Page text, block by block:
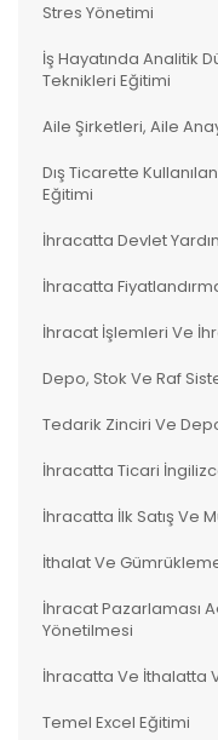
Stres Yönetimi
İş Hayatında Analitik
Teknikleri Eğitimi
Aile Şirketleri, Aile
Dış Ticarette
Eğitimi
İhracatta Devlet
İhracatta
İhracat İşlemleri Ve
Depo, Stok Ve Raf
Tedarik Zinciri Ve
İhracatta Ticari
İhracatta İlk Satış Ve
İthalat Ve
İhracat Pazarlaması
Yönetilmesi
İhracatta Ve İthalatta
Temel Excel Eğitimi